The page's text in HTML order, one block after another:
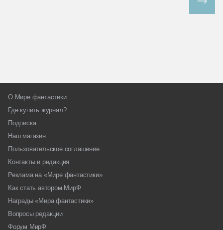
О Мире фантастики
Где купить журнал?
Подписка
Наш магазин
Пользовательское соглашение
Контакты и редакция
Реклама на «Мире фантастики»
Как стать автором МирФ
Награды «Мира фантастики»
Вопросы редакции
Форум МирФ